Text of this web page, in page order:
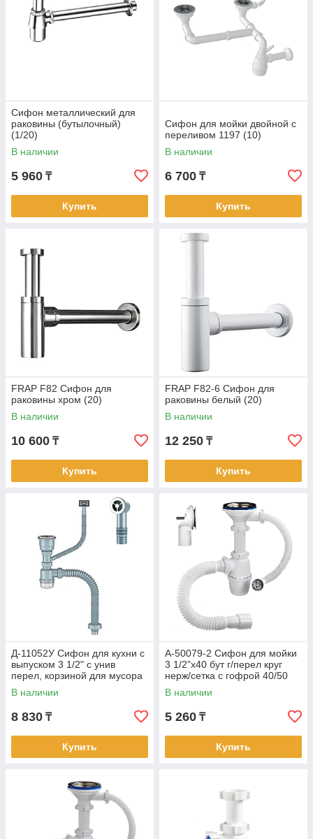
Сифон металлический для
раковины (бутылочный)
(1/20)
В наличии
5 960 ₸
Купить
Сифон для мойки двойной с
переливом 1197 (10)
В наличии
6 700 ₸
Купить
FRAP F82 Сифон для
раковины хром (20)
В наличии
10 600 ₸
Купить
FRAP F82-6 Сифон для
раковины белый (20)
В наличии
12 250 ₸
Купить
Д-11052У Сифон для кухни с
выпуском 3 1/2" с унив
перел, корзиной для мусора
(18)
В наличии
8 830 ₸
Купить
А-50079-2 Сифон для мойки
3 1/2"x40 бут г/перел круг
нерж/сетка с гофрой 40/50
L=310–650мм (22)
В наличии
5 260 ₸
Купить